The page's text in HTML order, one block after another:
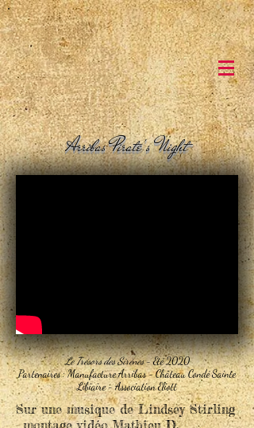
Arribas Pirate's Night
Le Trésors des Sirènes- Eté 2020
Partenaires : Manufacture Arribas - Château Condé Sainte
Libiaire - Association Eliott
Sur une musique de Lindsey Stirling
,montage vidéo Mathieu D.